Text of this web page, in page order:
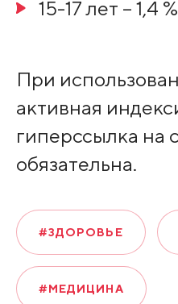
15-17 лет – 1,4 %
При
активная
гиперссылка на
обязательна.
#ЗДОРОВЬЕ
#МЕДИЦИНА